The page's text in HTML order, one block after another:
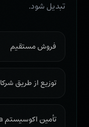
تبدیل شود.
فروش مستقیم
توزیع از طریق شرکا
تأمین اکوسیستم Luxota